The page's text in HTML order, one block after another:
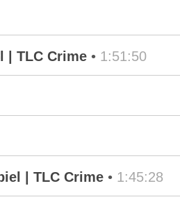
| TLC Crime • 1:51:50
| TLC Crime • 1:45:28